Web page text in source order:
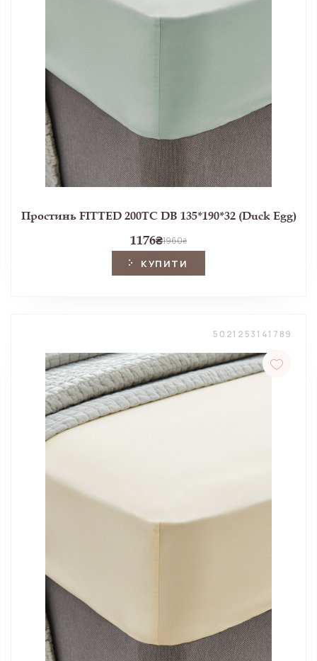
Простинь FITTED 200TC DB 135*190*32 (Duck Egg)
1176₴1960₴
КУПИТИ
5021253141789